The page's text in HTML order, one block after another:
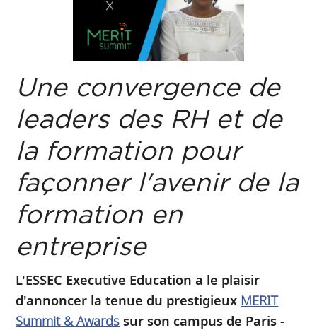
Une convergence de
leaders des RH et de
la formation pour
façonner l'avenir de la
formation en
entreprise
L'ESSEC Executive Education a le plaisir
d'annoncer la tenue du prestigieux MERIT
Summit & Awards sur son campus de Paris -